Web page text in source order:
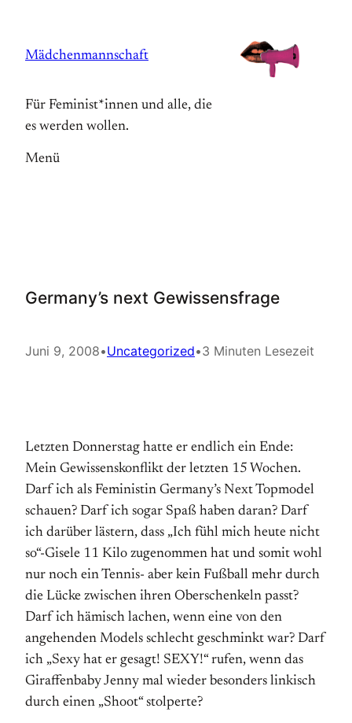
springen
Mädchenmannschaft
Für Feminist*innen und alle, die
es werden wollen.
Menü
Germany’s next Gewissensfrage
Juni 9, 2008•Uncategorized•3 Minuten Lesezeit
Letzten Donnerstag hatte er endlich ein Ende:
Mein Gewissenskonflikt der letzten 15 Wochen.
Darf ich als Feministin Germany’s Next Topmodel
schauen? Darf ich sogar Spaß haben daran? Darf
ich darüber lästern, dass „Ich fühl mich heute nicht
so“-Gisele 11 Kilo zugenommen hat und somit wohl
nur noch ein Tennis- aber kein Fußball mehr durch
die Lücke zwischen ihren Oberschenkeln passt?
Darf ich hämisch lachen, wenn eine von den
angehenden Models schlecht geschminkt war? Darf
ich „Sexy hat er gesagt! SEXY!“ rufen, wenn das
Giraffenbaby Jenny mal wieder besonders linkisch
durch einen „Shoot“ stolperte?